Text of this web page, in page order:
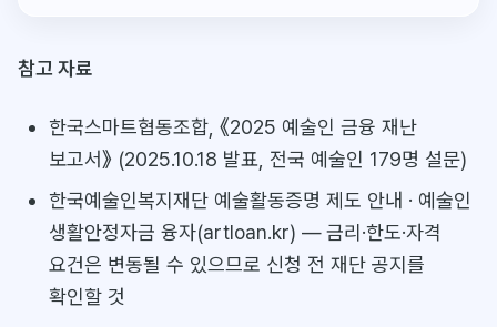
참고 자료
한국스마트협동조합, 《2025 예술인 금융 재난
보고서》 (2025.10.18 발표, 전국 예술인 179명 설문)
한국예술인복지재단 예술활동증명 제도 안내 · 예술인
생활안정자금 융자(artloan.kr) — 금리·한도·자격
요건은 변동될 수 있으므로 신청 전 재단 공지를
확인할 것